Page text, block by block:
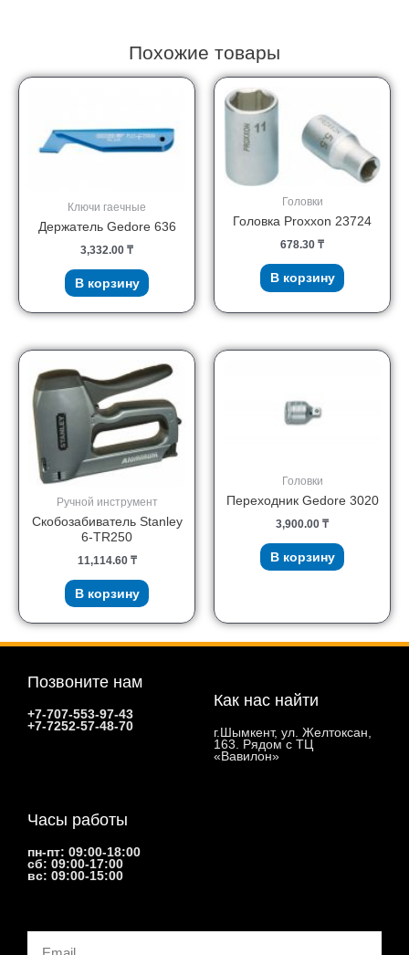
Похожие товары
Ключи гаечные
Держатель Gedore 636
3,332.00 ₸
В корзину
Головки
Головка Proxxon 23724
678.30 ₸
В корзину
Ручной инструмент
Скобозабиватель Stanley
6-TR250
11,114.60 ₸
В корзину
Головки
Переходник Gedore 3020
3,900.00 ₸
В корзину
Позвоните нам
+7-707-553-97-43
+7-7252-57-48-70
Как нас найти
г.Шымкент, ул. Желтоксан,
163. Рядом с ТЦ
«Вавилон»
Часы работы
пн-пт: 09:00-18:00
сб: 09:00-17:00
вс: 09:00-15:00
Email